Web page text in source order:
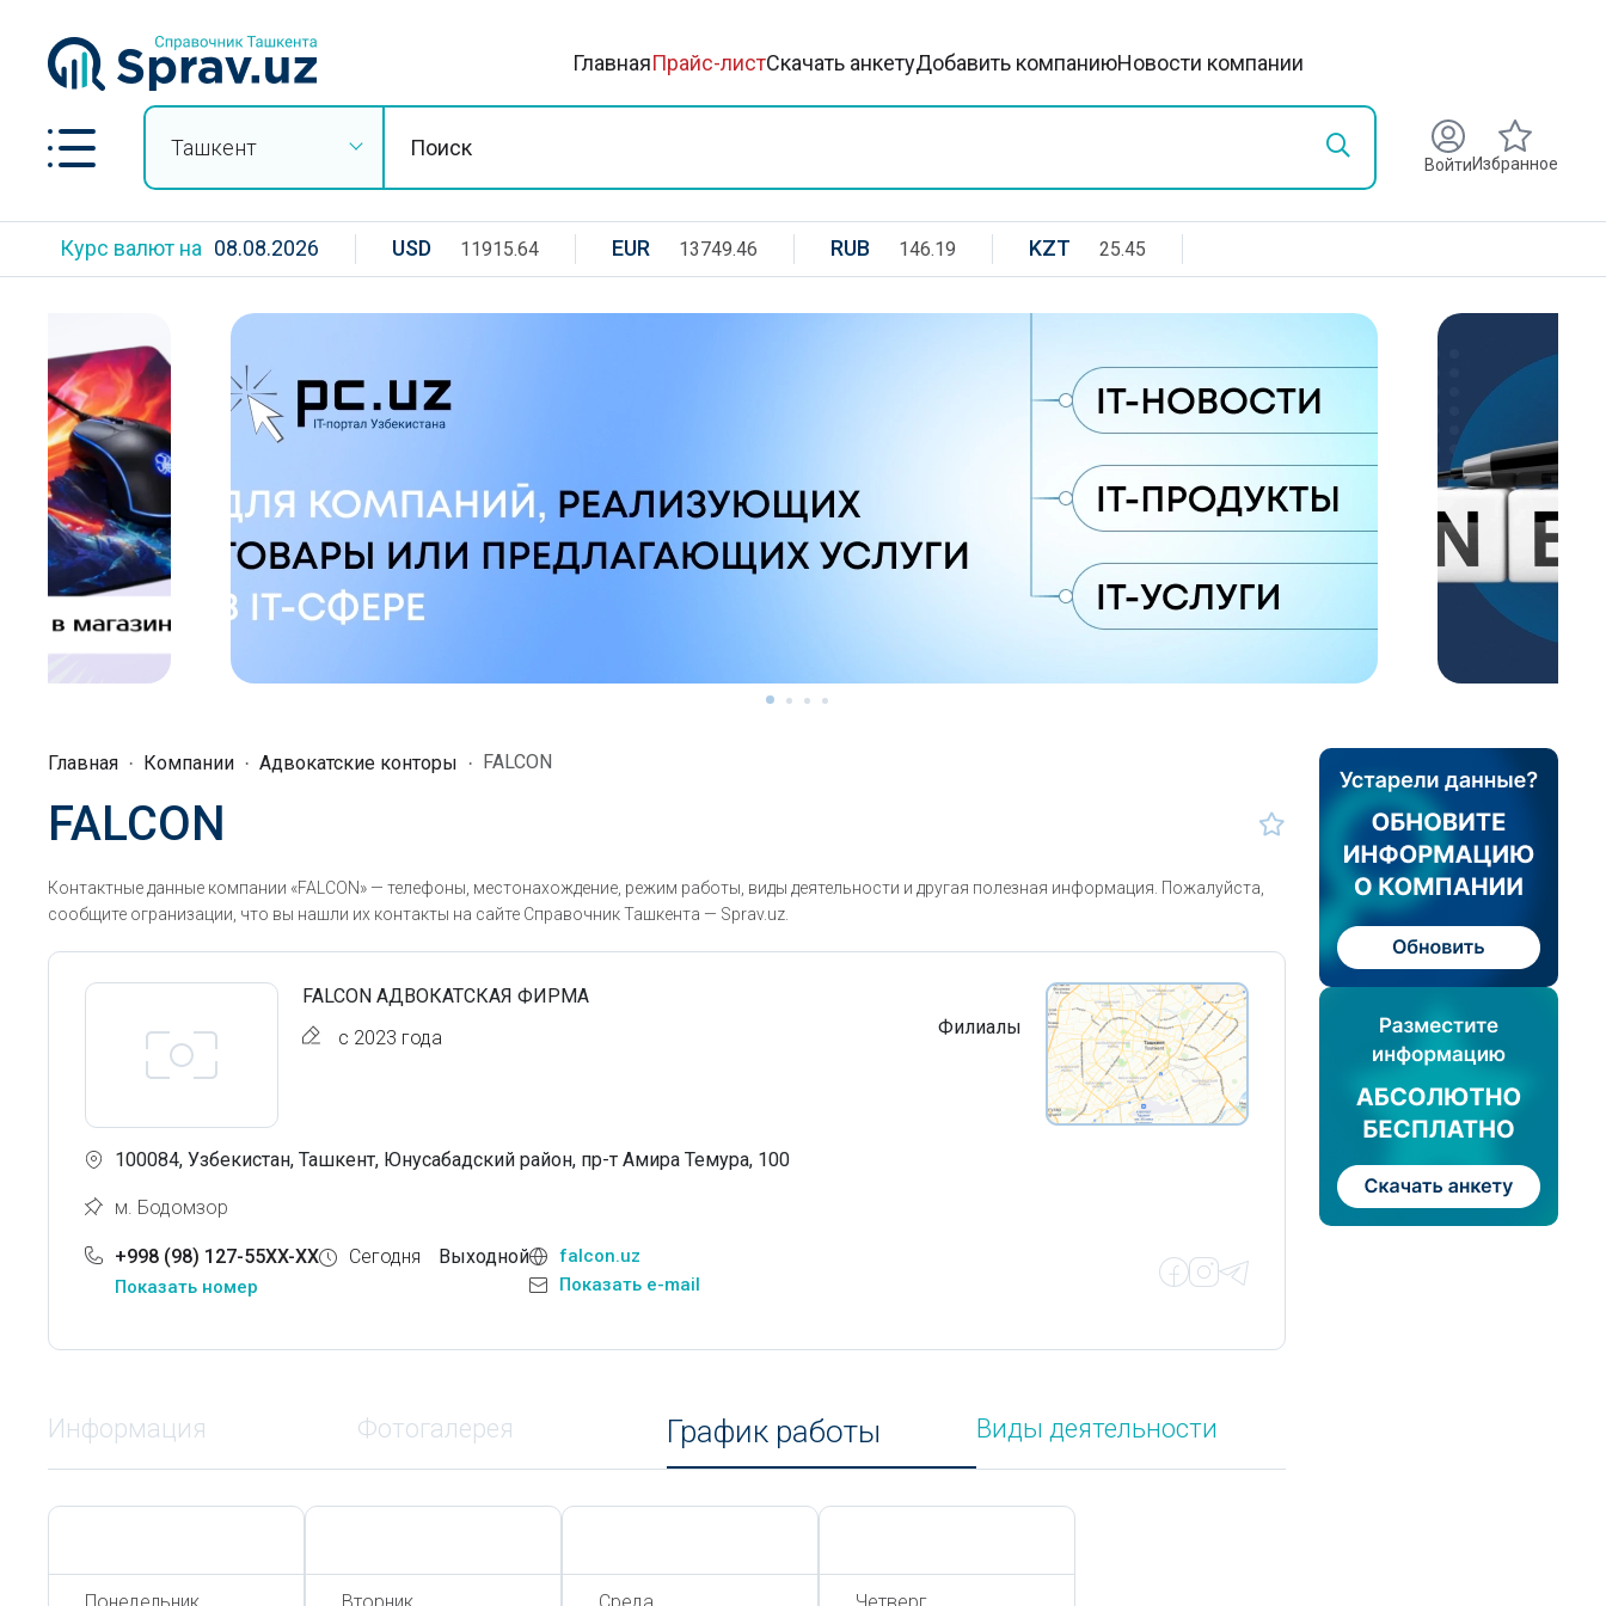
ГлавнаяПрайс-листСкачать анкетуДобавить компаниюНовости компании
Ташкент
ВойтиИзбранное
Курс валют на 08.08.2026 USD 11915.64 EUR 13749.46 RUB 146.19 KZT 25.45
Главная Компании Адвокатские конторы FALCON
FALCON
Контактные данные компании «FALCON» — телефоны, местонахождение, режим работы, виды деятельности и другая полезная информация. Пожалуйста,
сообщите огранизации, что вы нашли их контакты на сайте Справочник Ташкента — Sprav.uz.
FALCON АДВОКАТСКАЯ ФИРМА
с 2023 года
Филиалы
100084, Узбекистан, Ташкент, Юнусабадский район, пр-т Амира Темура, 100
м. Бодомзор
+998 (98) 127-55XX-XX
Показать номер
Сегодня Выходной
falcon.uz
Показать e-mail
Информация Фотогалерея График работы Виды деятельности